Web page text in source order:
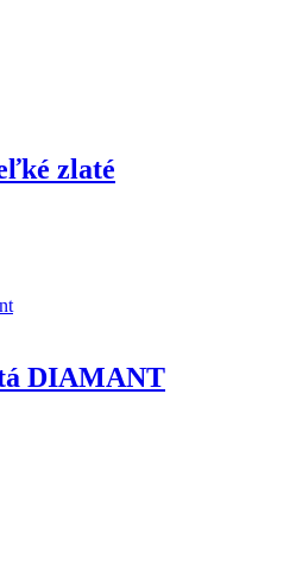
zlaté
DIAMANT